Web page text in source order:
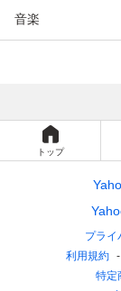
音楽
トップ
プライ
利用規約
特定